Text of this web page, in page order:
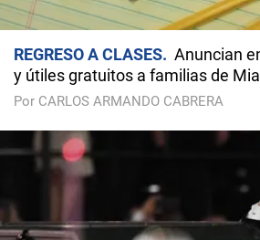
REGRESO A CLASES
Anuncian
y útiles gratuitos a familias de
Por CARLOS ARMANDO CABRERA